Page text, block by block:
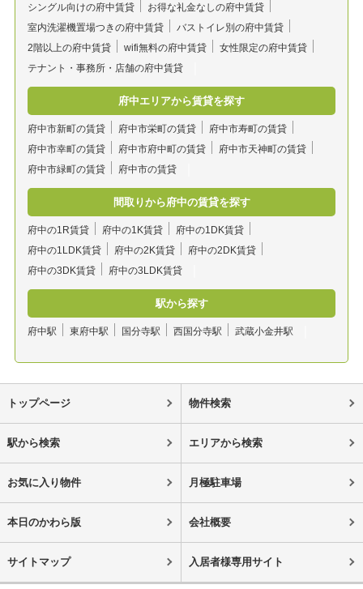
シングル向けの府中賃貸
お得な礼金なしの府中賃貸
室内洗濯機置場つきの府中賃貸
バストイレ別の府中賃貸
2階以上の府中賃貸
wifi無料の府中賃貸
女性限定の府中賃貸
テナント・事務所・店舗の府中賃貸
府中エリアから賃貸を探す
府中市新町の賃貸 府中市栄町の賃貸
府中市寿町の賃貸
府中市幸町の賃貸
府中市府中町の賃貸
府中市天神町の賃貸
府中市緑町の賃貸
府中市の賃貸
間取りから府中の賃貸を探す
府中の1R賃貸 府中の1K賃貸
府中の1DK賃貸
府中の1LDK賃貸
府中の2K賃貸
府中の2DK賃貸
府中の3DK賃貸
府中の3LDK賃貸
駅から探す
府中駅 東府中駅 国分寺駅 西国分寺駅 武蔵小金井駅
トップページ 物件検索
駅から検索 エリアから検索
お気に入り物件 月極駐車場
本日のかわら版 会社概要
サイトマップ 入居者様専用サイト